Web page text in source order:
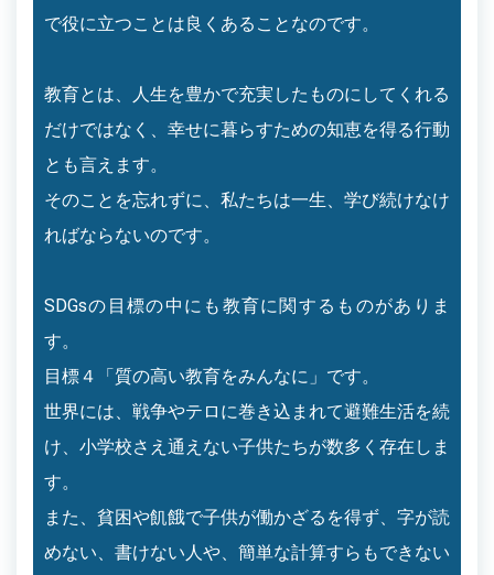
で役に立つことは良くあることなのです。
教育とは、人生を豊かで充実したものにしてくれる
だけではなく、幸せに暮らすための知恵を得る行動
とも言えます。
そのことを忘れずに、私たちは一生、学び続けなけ
ればならないのです。
SDGsの目標の中にも教育に関するものがありま
す。
目標４「質の高い教育をみんなに」です。
世界には、戦争やテロに巻き込まれて避難生活を続
け、小学校さえ通えない子供たちが数多く存在しま
す。
また、貧困や飢餓で子供が働かざるを得ず、字が読
めない、書けない人や、簡単な計算すらもできない